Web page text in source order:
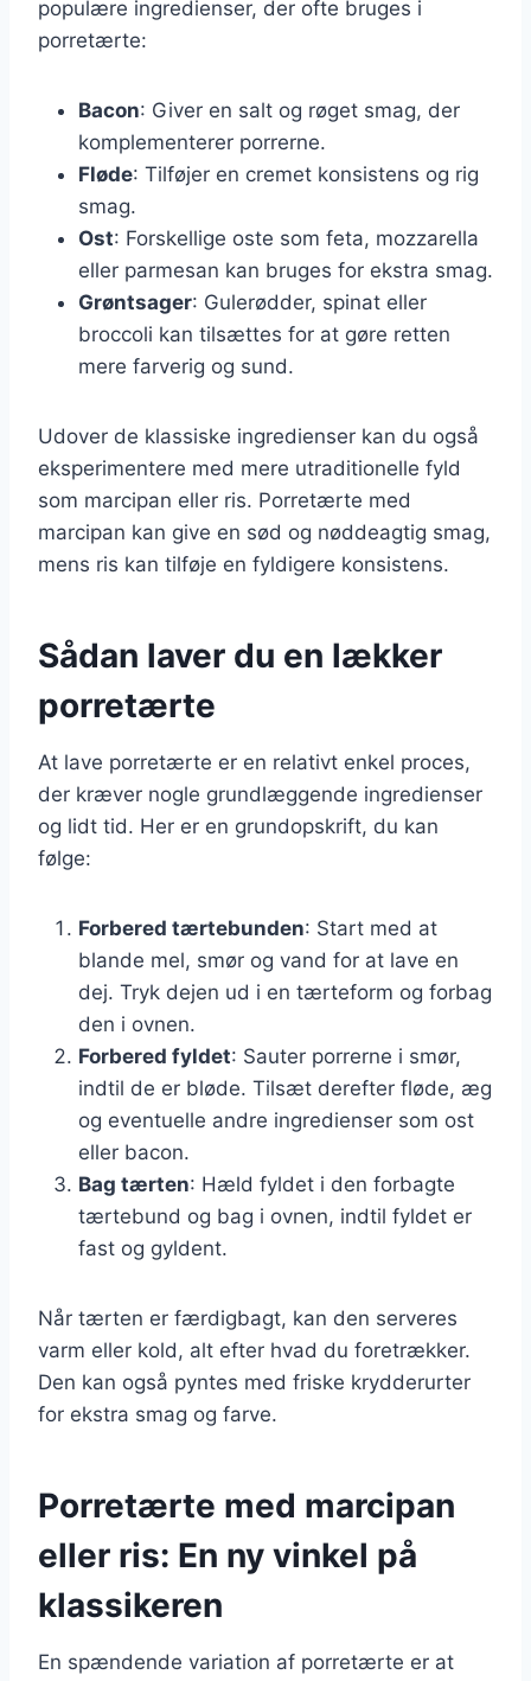
populære ingredienser, der ofte bruges i
porretærte:
Bacon: Giver en salt og røget smag, der
komplementerer porrerne.
Fløde: Tilføjer en cremet konsistens og rig
smag.
Ost: Forskellige oste som feta, mozzarella
eller parmesan kan bruges for ekstra smag.
Grøntsager: Gulerødder, spinat eller
broccoli kan tilsættes for at gøre retten
mere farverig og sund.
Udover de klassiske ingredienser kan du også
eksperimentere med mere utraditionelle fyld
som marcipan eller ris. Porretærte med
marcipan kan give en sød og nøddeagtig smag,
mens ris kan tilføje en fyldigere konsistens.
Sådan laver du en lækker
porretærte
At lave porretærte er en relativt enkel proces,
der kræver nogle grundlæggende ingredienser
og lidt tid. Her er en grundopskrift, du kan
følge:
Forbered tærtebunden: Start med at
blande mel, smør og vand for at lave en
dej. Tryk dejen ud i en tærteform og forbag
den i ovnen.
Forbered fyldet: Sauter porrerne i smør,
indtil de er bløde. Tilsæt derefter fløde, æg
og eventuelle andre ingredienser som ost
eller bacon.
Bag tærten: Hæld fyldet i den forbagte
tærtebund og bag i ovnen, indtil fyldet er
fast og gyldent.
Når tærten er færdigbagt, kan den serveres
varm eller kold, alt efter hvad du foretrækker.
Den kan også pyntes med friske krydderurter
for ekstra smag og farve.
Porretærte med marcipan
eller ris: En ny vinkel på
klassikeren
En spændende variation af porretærte er at